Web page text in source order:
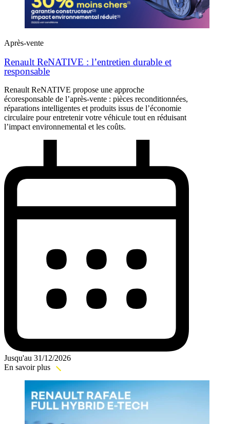
Après-vente
Renault ReNATIVE : l’entretien durable et
responsable
Renault ReNATIVE propose une approche
écoresponsable de l’après‑vente : pièces reconditionnées,
réparations intelligentes et produits issus de l’économie
circulaire pour entretenir votre véhicule tout en réduisant
l’impact environnemental et les coûts.
Jusqu'au 31/12/2026
En savoir plus